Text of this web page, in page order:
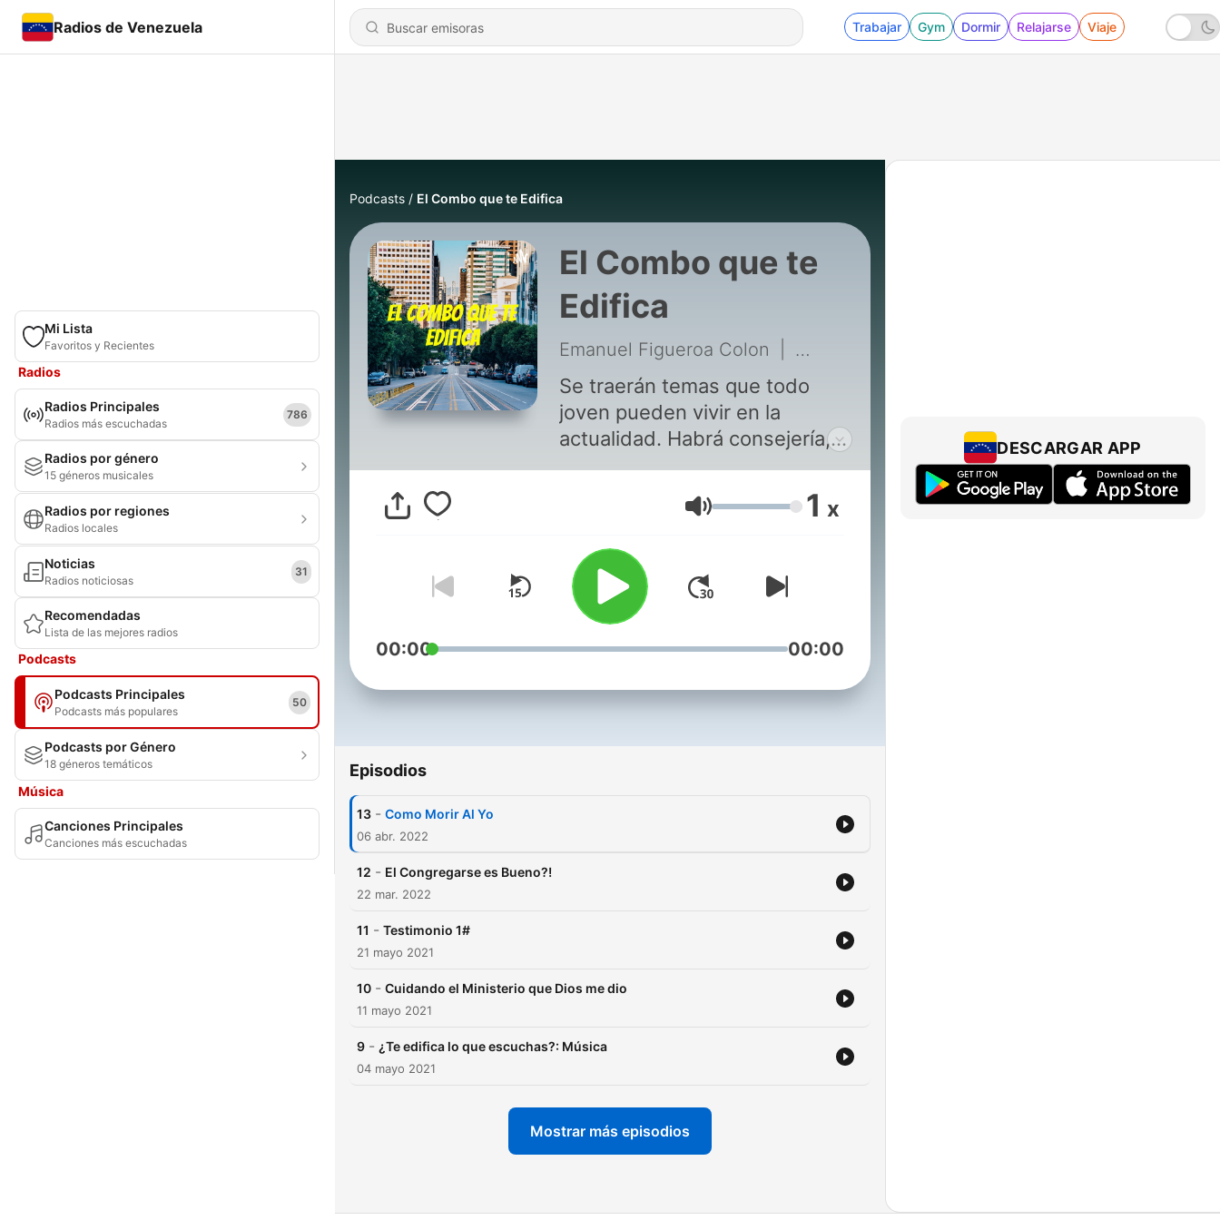
Radios de Venezuela Trabajar Gym Dormir Relajarse Viaje
Mi Lista
Favoritos y Recientes
Radios
Radios Principales
Radios más escuchadas
786
Radios por género
15 géneros musicales
Radios por regiones
Radios locales
Noticias
Radios noticiosas
31
Recomendadas
Lista de las mejores radios
Podcasts
Podcasts Principales
Podcasts más populares
50
Podcasts por Género
18 géneros temáticos
Música
Canciones Principales
Canciones más escuchadas
Podcasts El Combo que te Edifica
El Combo que te
Edifica
Emanuel Figueroa Colon 13 - Como Morir Al Yo
Se traerán temas que todo
joven pueden vivir en la
actualidad. Habrá consejería,
testimonios y hasta un poco
de comedia. Escucha y gózate
con el Combo que te Edifica.
Volumen 1 x
00:00 00:00
Episodios
13 - Como Morir Al Yo
06 abr. 2022
12 - El Congregarse es Bueno?!
22 mar. 2022
11 - Testimonio 1#
21 mayo 2021
10 - Cuidando el Ministerio que Dios me dio
11 mayo 2021
9 - ¿Te edifica lo que escuchas?: Música
04 mayo 2021
Mostrar más episodios
DESCARGAR APP